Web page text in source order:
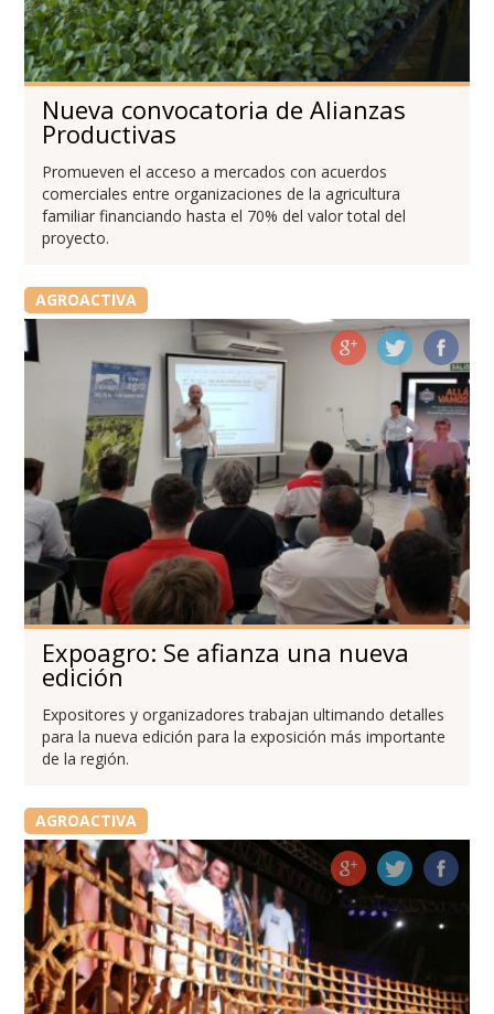
Nueva convocatoria de Alianzas
Productivas
Promueven el acceso a mercados con acuerdos
comerciales entre organizaciones de la agricultura
familiar financiando hasta el 70% del valor total del
proyecto.
AGROACTIVA
Expoagro: Se afianza una nueva
edición
Expositores y organizadores trabajan ultimando detalles
para la nueva edición para la exposición más importante
de la región.
AGROACTIVA